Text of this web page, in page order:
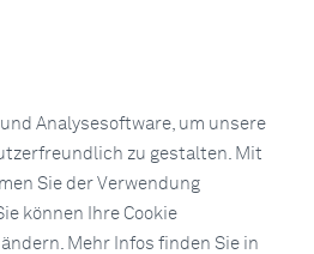
Analysesoftware, um unsere
zu gestalten. Mit
Sie der Verwendung
können Ihre Cookie
Mehr Infos finden Sie in